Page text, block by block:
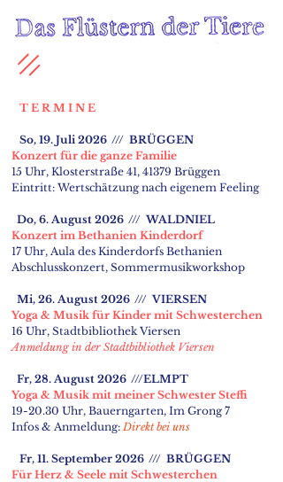
T E R M I N E
So, 19. Juli 2026 /// BRÜGGEN
Konzert für die ganze Familie
15 Uhr, Klosterstraße 41, 41379 Brüggen
Eintritt: Wertschätzung nach eigenem Feeling
Do, 6. August 2026 /// WALDNIEL
Konzert im Bethanien Kinderdorf
17 Uhr, Aula des Kinderdorfs Bethanien
Abschlusskonzert, Sommermusikworkshop
Mi, 26. August 2026 /// VIERSEN
Yoga & Musik für Kinder mit Schwesterchen
16 Uhr, Stadtbibliothek Viersen
Anmeldung in der Stadtbibliothek Viersen
Fr, 28. August 2026 ///ELMPT
Yoga & Musik mit meiner Schwester Steffi
19-20.30 Uhr, Bauerngarten, Im Grong 7
Infos & Anmeldung:Direkt bei uns
Fr, 11. September 2026 /// BRÜGGEN
Für Herz & Seele mit Schwesterchen